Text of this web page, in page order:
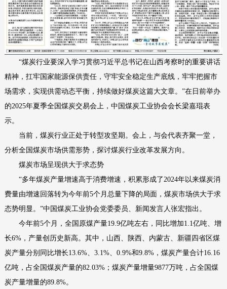
“煤炭行业要深入学习贯彻习近平总书记在山西考察时的重要讲话
精神，扛牢国家能源保供责任，守牢安全稳定生产底线，牢牢把握市
场需求，实现供需动态平衡，持续做好煤炭这篇大文章。”在日前举办
的2025年夏季全国煤炭交易会上，中国煤炭工业协会会长梁嘉琨表
示。
当前，煤炭行业正处于转型攻坚期。会上，与会代表齐聚一堂，
分析全国煤炭市场供需形势，探讨煤炭行业改革发展方向。
煤炭市场呈现供大于求态势
“多年煤炭产量增速高于消费增速，积累形成了2024年以来煤炭消
费量由增速回落转为今年前5个月总量下降的局面，煤炭市场供大于求
态势明显。”中国煤炭工业协会党委委员、新闻发言人张宏指出。
今年前5个月，全国原煤产量19.9亿吨左右，同比增加1.1亿吨、增
长6%，产量创历史新高。其中，山西、陕西、内蒙古、新疆四省区煤
炭产量分别同比增长13.6%、3.1%、0.9%和9.8%，煤炭产量合计16.16
亿吨，占全国煤炭产量的82.03%；煤炭产量增量9877万吨，占全国煤
炭产量增量的89.8%。